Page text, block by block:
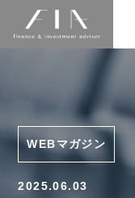
事業承継
WEBマガジン
2025.06.03